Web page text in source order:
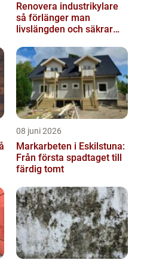
Renovera industrikylare
så förlänger man
livslängden och säkrar
08 juni 2026
Markarbeten i Eskilstuna:
Från första spadtaget till
färdig tomt